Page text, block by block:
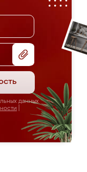
данных